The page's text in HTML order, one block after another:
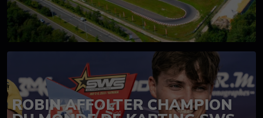
ROBIN AFFOLTER CHAMPION